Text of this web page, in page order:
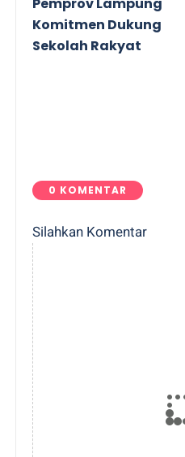
Komitmen Dukung
Sekolah Rakyat
0 KOMENTAR
Silahkan Komentar